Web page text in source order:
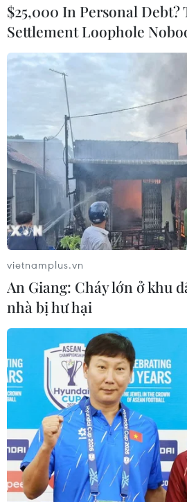
Trung Quốc khai trừ
quan chức Ngân hàng
28/02/2019 04:21
CCDI cho biết ông Quách Lâm
trọng các quy định về tinh thần
giữ chức Giám đốc chi nhánh
hàng Phát triển Trung Quốc (CDB).
$25,000 In Personal Debt?
Settlement Loophole
vietnamplus.vn
An Giang: Cháy lớn ở khu
nhà bị hư hại